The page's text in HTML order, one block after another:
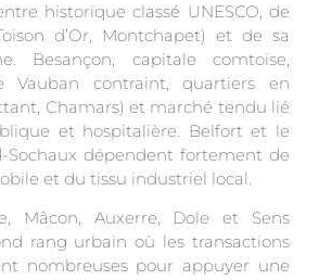
historique classé UNESCO, de
d’Or, Montchapet) et de sa
Besançon, capitale comtoise,
Vauban contraint, quartiers en
Chamars) et marché tendu lié
et hospitalière. Belfort et le
Sochaux dépendent fortement de
et du tissu industriel local.
Mâcon, Auxerre, Dole et Sens
rang urbain où les transactions
nombreuses pour appuyer une